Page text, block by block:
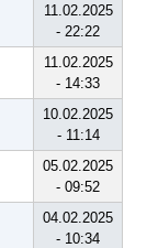
11.02.2025
- 22:22
11.02.2025
- 14:33
10.02.2025
- 11:14
05.02.2025
- 09:52
04.02.2025
- 10:34